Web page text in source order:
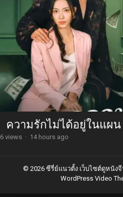
ความรักไม่ได้อยู่ในแผน
6 views · 14 hours ago
© 2026 ซีรี่ย์แนวตั้ง เว็บไซต์ดูหนั
WordPress Video